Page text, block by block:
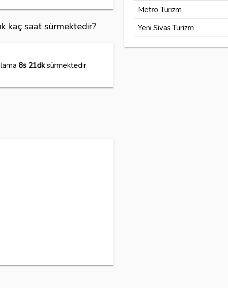
kaç saat sürmektedir?
8s 21dksürmektedir.
Metro Turizm
Yeni Sivas Turizm